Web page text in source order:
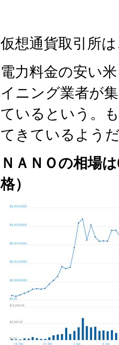
仮想通貨取引所
電力料金の安い
イニング業者が
ているという。
てきているよう
ＮＡＮＯの相場
格）